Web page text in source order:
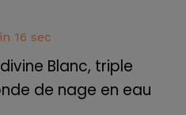
16 sec
Blanc, triple
de nage en eau